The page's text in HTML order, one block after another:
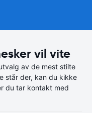
vil vite
av de mest stilte
står der, kan du kikke
du tar kontakt med